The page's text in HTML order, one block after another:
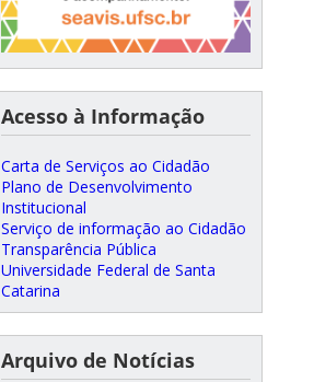
Acesso à Informação
Carta de Serviços ao Cidadão
Plano de Desenvolvimento
Institucional
Serviço de informação ao Cidadão
Transparência Pública
Universidade Federal de Santa
Catarina
Arquivo de Notícias